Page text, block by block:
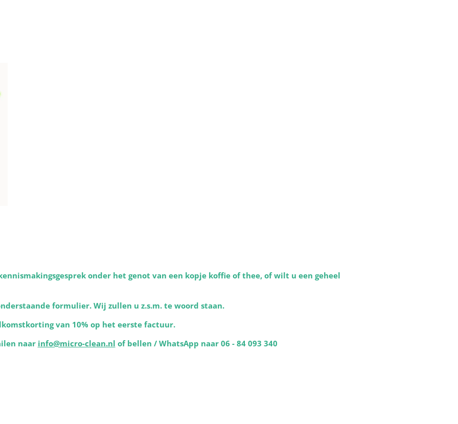
onder het genot van een kopje koffie of thee, of wilt u een geheel
formulier. Wij zullen u z.s.m. te woord staan.
van 10% op het eerste factuur.
naar info@micro-clean.nl of bellen / WhatsApp naar 06 - 84 093 340